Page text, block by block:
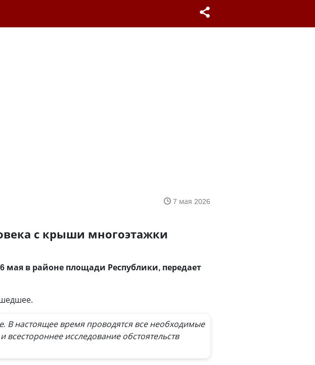
7 мая 2026
с крыши многоэтажки
в районе площади Республики, передает
В настоящее время проводятся все необходимые
исследование обстоятельств